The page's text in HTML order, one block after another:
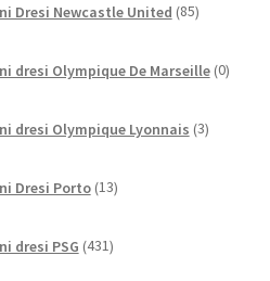
Dresi Newcastle United 85izdelkov
dresi Olympique De Marseille 0
dresi Olympique Lyonnais 3izdelki
Dresi Porto 13izdelkov
dresi PSG 431izdelkov